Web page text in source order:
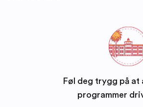
Føl deg trygg på at
programmer